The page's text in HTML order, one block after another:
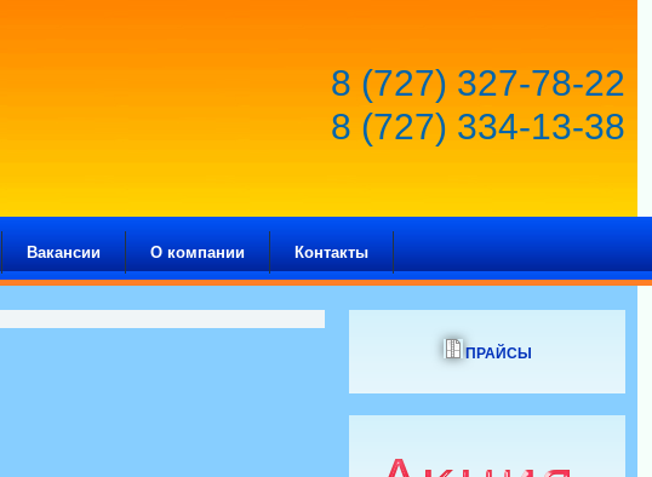
8 (727) 327-78-22
8 (727) 334-13-38
Вакансии О компании Контакты
ПРАЙСЫ